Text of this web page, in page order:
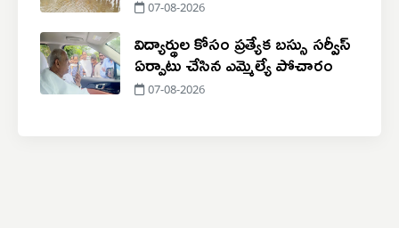
07-08-2026
విద్యార్థుల కోసం ప్రత్యేక బస్సు సర్వీస్
ఏర్పాటు చేసిన ఎమ్మెల్యే పోచారం
07-08-2026